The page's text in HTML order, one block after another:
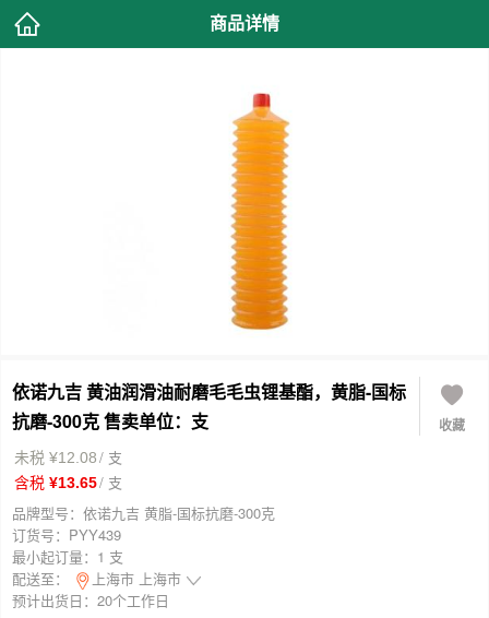
商品详情
依诺九吉 黄油润滑油耐磨毛毛虫锂基酯，黄脂-国标
抗磨-300克 售卖单位：支
收藏
未税 ¥12.08/ 支
含税 ¥13.65/ 支
品牌型号： 依诺九吉 黄脂-国标抗磨-300克
订货号： PYY439
最小起订量： 1 支
配送至：
上海市 上海市
预计出货日：20个工作日